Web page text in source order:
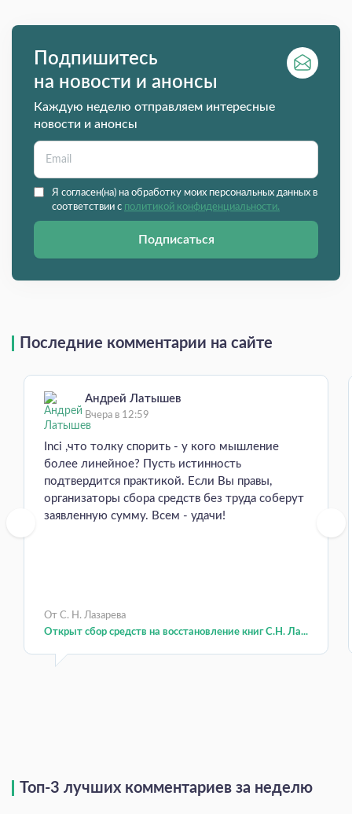
Подпишитесь
на новости и анонсы
Каждую неделю отправляем интересные
новости и анонсы
Я согласен(на) на обработку моих персональных данных в
соответствии с политикой конфиденциальности.
Подписаться
Последние комментарии на сайте
Андрей Латышев
Вчера в 12:59
Inci ,что толку спорить - у кого мышление
более линейное? Пусть истинность
подтвердится практикой. Если Вы правы,
организаторы сбора средств без труда соберут
заявленную сумму. Всем - удачи!
От С. Н. Лазарева
Открыт сбор средств на восстановление книг С.Н. Ла...
Топ-3 лучших комментариев за неделю